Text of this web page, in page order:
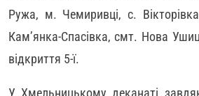
Ружа, м. Чемиривці, с.
Кам’янка-Спасівка, смт. Нова
відкриття 5-ї.
У Хмельницькому деканаті